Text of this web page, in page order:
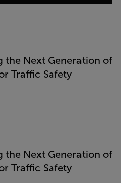
the Next Generation of
Traffic Safety
the Next Generation of
Traffic Safety